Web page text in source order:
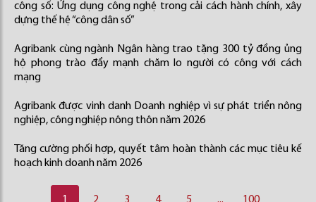
công số: Ứng dụng công nghệ trong cải cách hành chính, xây
dựng thế hệ “công dân số”
Agribank cùng ngành Ngân hàng trao tặng 300 tỷ đồng ủng
hộ phong trào đẩy mạnh chăm lo người có công với cách
mạng
Agribank được vinh danh Doanh nghiệp vì sự phát triển nông
nghiệp, công nghiệp nông thôn năm 2026
Tăng cường phối hợp, quyết tâm hoàn thành các mục tiêu kế
hoạch kinh doanh năm 2026